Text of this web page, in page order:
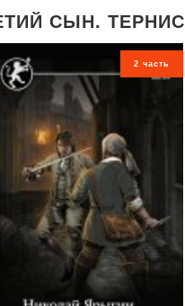
СЫН.
2 часть